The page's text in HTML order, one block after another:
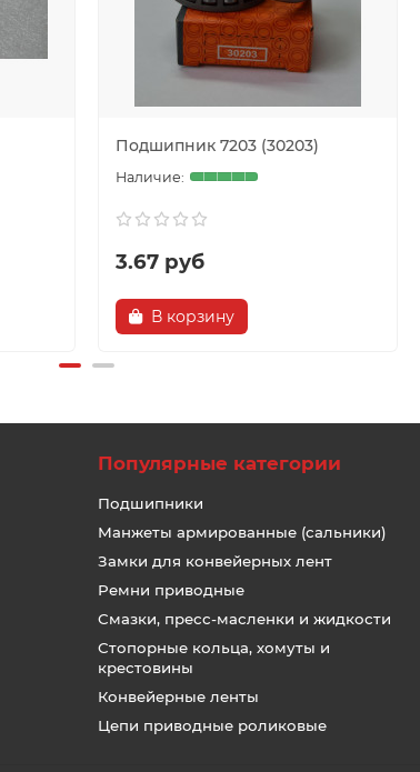
Подшипник 7203 (30203)
3.67 руб
В корзину
Популярные категории
Подшипники
Манжеты армированные (сальники)
Замки для конвейерных лент
Ремни приводные
Смазки, пресс-масленки и жидкости
Стопорные кольца, хомуты и
крестовины
Конвейерные ленты
Цепи приводные роликовые